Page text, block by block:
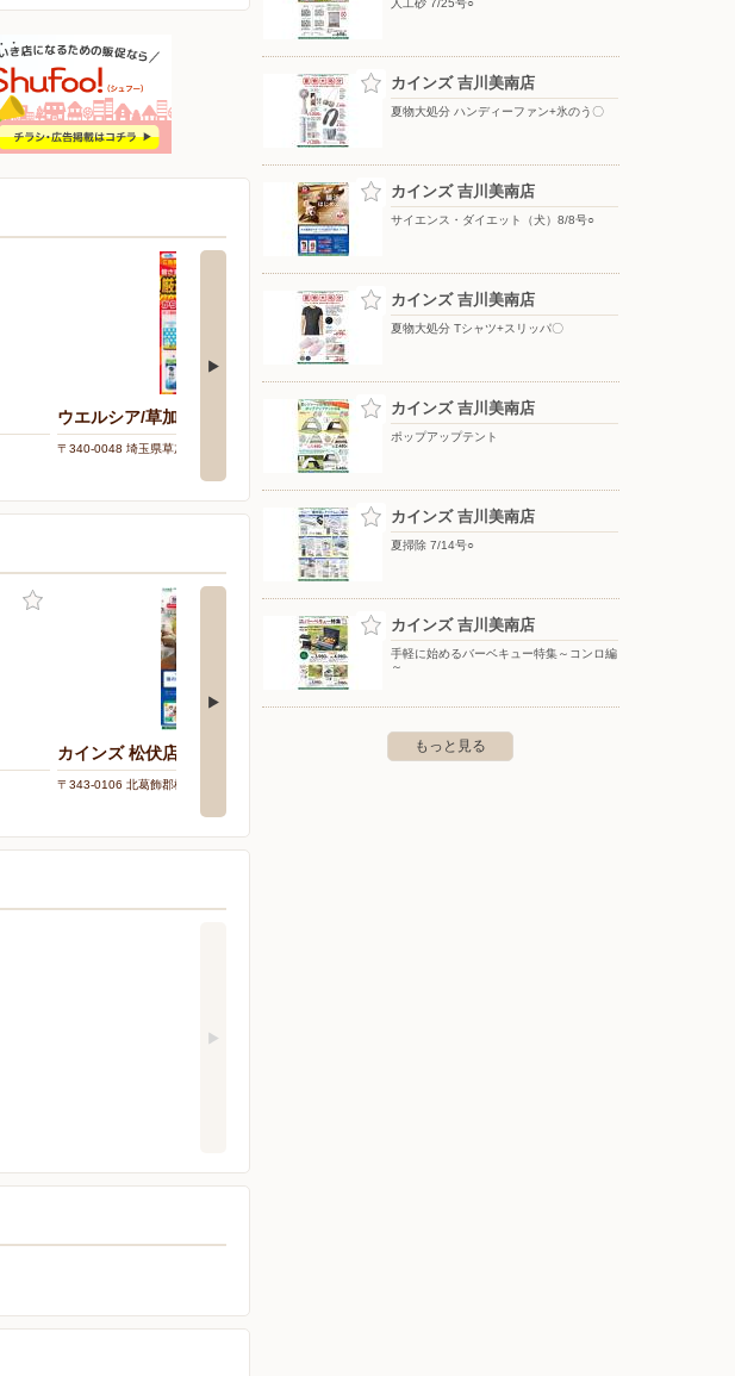
ウエルシア/草加原町店
〒340-0048 埼玉県草加市原町3-14-41
ノジマ/イトーヨーカドー三郷店
カインズ 松伏店
〒343-0106 北葛飾郡松伏町大字大川戸3133
カインズ 浦和美園店
人工砂 7/25号○
カインズ 吉川美南店
夏物大処分 ハンディーファン+氷のう〇
カインズ 吉川美南店
サイエンス・ダイエット（犬）8/8号○
カインズ 吉川美南店
夏物大処分 Tシャツ+スリッパ〇
カインズ 吉川美南店
ポップアップテント
カインズ 吉川美南店
夏掃除 7/14号○
カインズ 吉川美南店
手軽に始めるバーベキュー特集～コンロ編
～
もっと見る